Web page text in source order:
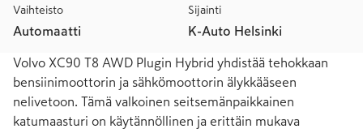
Vaihteisto
Automaatti
Sijainti
K-Auto Helsinki
Volvo XC90 T8 AWD Plugin Hybrid yhdistää tehokkaan
bensiinimoottorin ja sähkömoottorin älykkääseen
nelivetoon. Tämä valkoinen seitsemänpaikkainen
katumaasturi on käytännöllinen ja erittäin mukava